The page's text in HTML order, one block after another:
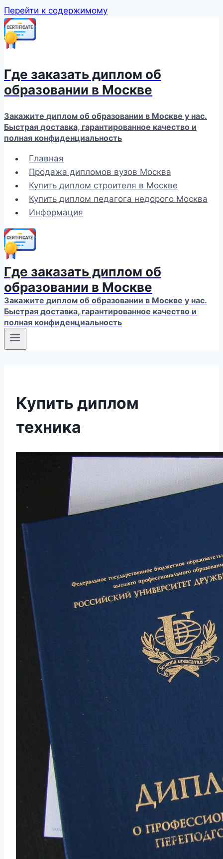
Перейти к содержимому
Где заказать диплом об
образовании в Москве
Закажите диплом об образовании в Москве у нас.
Быстрая доставка, гарантированное качество и
полная конфиденциальность
Главная
Продажа дипломов вузов Москва
Купить диплом строителя в Москве
Купить диплом педагога недорого Москва
Информация
Где заказать диплом об
образовании в Москве
Закажите диплом об образовании в Москве у нас.
Быстрая доставка, гарантированное качество и
полная конфиденциальность
Купить диплом
техника